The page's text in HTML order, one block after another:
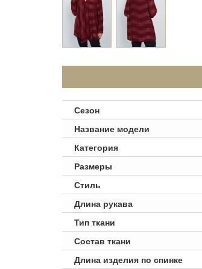
Сезон
Название модели
Категория
Размеры
Стиль
Длина рукава
Тип ткани
Состав ткани
Длина изделия по спинке